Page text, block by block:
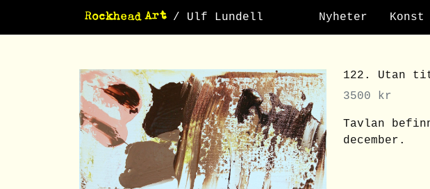
/ Ulf Lundell Nyheter Konst
122. Utan
3500
kr
Tavlan
december.